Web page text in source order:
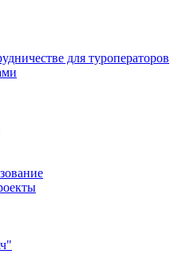
для туроператоров